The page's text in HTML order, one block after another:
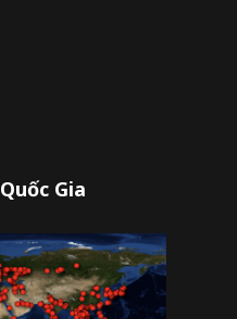
Gia